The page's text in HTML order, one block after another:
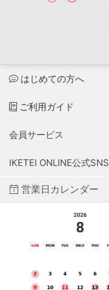
はじめての方へ
ご利用ガイド
会員サービス
IKETEI ONLINE公式SNS
営業日カレンダー